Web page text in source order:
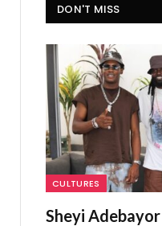
DON'T MISS
CULTURES
Sheyi